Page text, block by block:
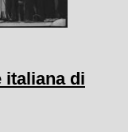
italiana di